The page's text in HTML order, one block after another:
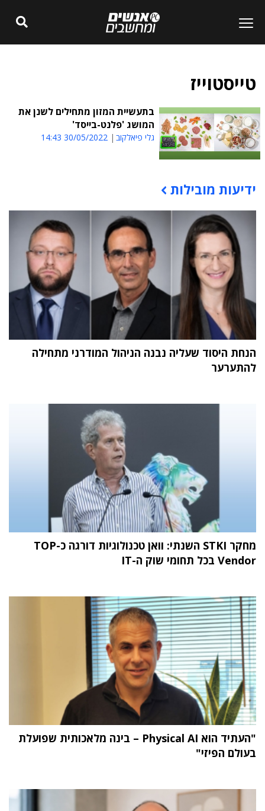
טייסטוייז
בתעשיית המזון מתחילים לשנן את
המושג 'פלנט-בייסד'
גלי פיאלקוב 30/05/2022 14:43
תוכן פרסומי
ידיעות מובילות
הנחת היסוד שעליה נבנה הניהול המודרני מתחילה
להתערער
מחקר STKI השנתי: וואן טכנולוגיות דורגה כ-TOP
Vendor בכל תחומי שוק ה-IT
"העתיד הוא Physical AI – בינה מלאכותית שפועלת
בעולם הפיזי"